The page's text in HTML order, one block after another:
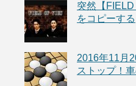
突然【
をコピーする
2016年11月
ストップ！